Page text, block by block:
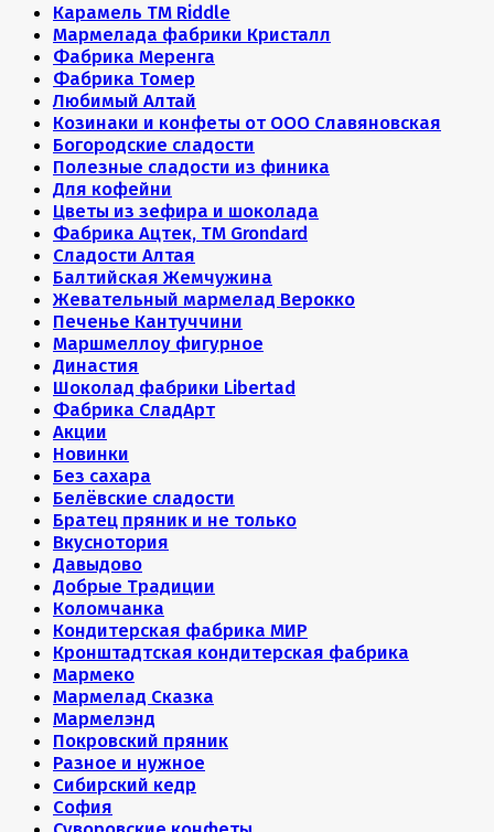
Карамель ТМ Riddle
Мармелада фабрики Кристалл
Фабрика Меренга
Фабрика Томер
Любимый Алтай
Козинаки и конфеты от ООО Славяновская
Богородские сладости
Полезные сладости из финика
Для кофейни
Цветы из зефира и шоколада
Фабрика Ацтек, ТМ Grondard
Сладости Алтая
Балтийская Жемчужина
Жевательный мармелад Верокко
Печенье Кантуччини
Маршмеллоу фигурное
Династия
Шоколад фабрики Libertad
Фабрика СладАрт
Акции
Новинки
Без сахара
Белёвские сладости
Братец пряник и не только
Вкуснотория
Давыдово
Добрые Традиции
Коломчанка
Кондитерская фабрика МИР
Кронштадтская кондитерская фабрика
Мармеко
Мармелад Сказка
Мармелэнд
Покровский пряник
Разное и нужное
Сибирский кедр
София